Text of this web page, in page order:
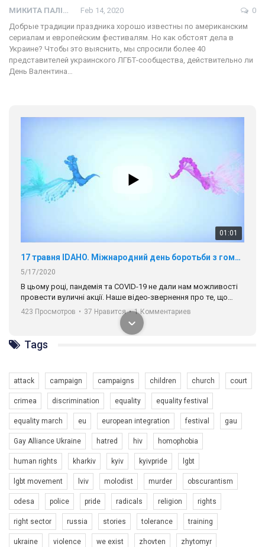
МИКИТА ПАЛІЙ Feb 14, 2020
0
Добрые традиции праздника хорошо известны по американским
сериалам и европейским фестивалям. Но как обстоят дела в
Украине? Чтобы это выяснить, мы спросили более 40
представителей украинского ЛГБТ-сообщества, действительно ли
День Валентина…
01:01
17 травня IDAHO. Міжнародний день боротьби з гомофобією трансфобією і біфобія.
5/17/2020
В цьому році, пандемія та COVІD-19 не дали нам можливості
провести вуличні акції. Наше відео-звернення про те, що
навіть коли ми у різних містах та не можемо зустрінеться, ми
разом. Ми закликаємо всіх хто поділяє цінності рівності та
солідарності, приєднатися до нас. Регіональні підрозділи
ГАУ є в 16 областях України.
Разом наш голос лунає гучніше!
423 Просмотров • 37 Нравится • 1 Комментариев
Зупинимо насильство проти ЛГБТ в Україні! Stop violence against LGBT in Ukraine!
6/30/2017
Емоційний та вражаючий промо-ролік на конкурс PACT, який
представляє програму "Гей-альянс Україна" з протидії
насильству проти ЛГБТ в Україні.
1.9K Просмотров • 226 Нравится 5 Комментариев
Tags
attack campaign campaigns children church court
crimea discrimination equality equality festival
equality march eu european integration festival gau
Gay Alliance Ukraine hatred hiv homophobia
human rights kharkiv kyiv kyivpride lgbt
lgbt movement lviv molodist murder obscurantism
odesa police pride radicals religion rights
right sector russia stories tolerance training
ukraine violence we exist zhovten zhytomyr